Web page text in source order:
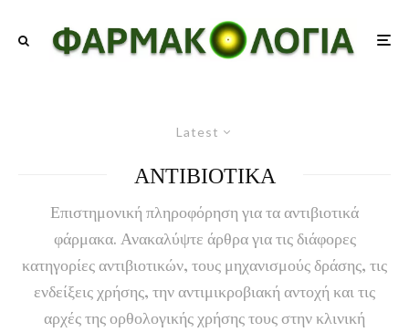
Latest
ΑΝΤΙΒΙΟΤΙΚΑ
Επιστημονική πληροφόρηση για τα αντιβιοτικά
φάρμακα. Ανακαλύψτε άρθρα για τις διάφορες
κατηγορίες αντιβιοτικών, τους μηχανισμούς δράσης, τις
ενδείξεις χρήσης, την αντιμικροβιακή αντοχή και τις
αρχές της ορθολογικής χρήσης τους στην κλινική